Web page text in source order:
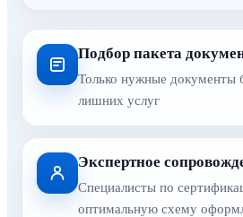
Подбор пакета
Только нужные документы
лишних услуг
Экспертное
Специалисты по
оптимальную схему